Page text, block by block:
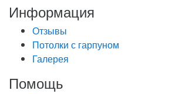
Информация
Отзывы
Потолки с гарпуном
Галерея
Помощь